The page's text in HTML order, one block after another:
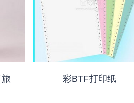
彩BTF打印纸